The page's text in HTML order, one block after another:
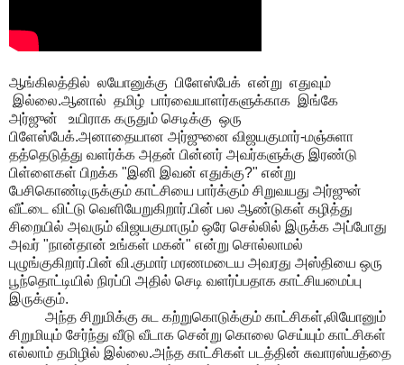
ஆங்கிலத்தில் லயோனுக்கு பிளேஸ்பேக் என்று எதுவும்
இல்லை.ஆனால் தமிழ் பார்வையாளர்களுக்காக இங்கே
அர்ஜுன் உயிராக கருதும் செடிக்கு ஒரு
பிளேஸ்பேக்.அனாதையான அர்ஜுனை விஜயகுமார்-மஞ்சுளா
தத்தெடுத்து வளர்க்க அதன் பின்னர் அவர்களுக்கு இரண்டு
பிள்ளைகள் பிறக்க "இனி இவன் எதுக்கு?" என்று
பேசிகொண்டிருக்கும் காட்சியை பார்க்கும் சிறுவயது அர்ஜுன்
வீட்டை விட்டு வெளியேறுகிறார்.பின் பல ஆண்டுகள் கழித்து
சிறையில் அவரும் விஜயகுமாரும் ஒரே செல்லில் இருக்க அப்போது
அவர் "நான்தான் உங்கள் மகன்" என்று சொல்லாமல்
புழுங்குகிறார்.பின் வி.குமார் மரணமடைய அவரது அஸ்தியை ஒரு
பூந்தொட்டியில் நிரப்பி அதில் செடி வளர்ப்பதாக காட்சியமைப்பு
இருக்கும்.
அந்த சிறுமிக்கு சுட கற்றுகொடுக்கும் காட்சிகள்,லியோனும்
சிறுமியும் சேர்ந்து வீடு வீடாக சென்று கொலை செய்யும் காட்சிகள்
எல்லாம் தமிழில் இல்லை.அந்த காட்சிகள் படத்தின் சுவாரஸ்யத்தை